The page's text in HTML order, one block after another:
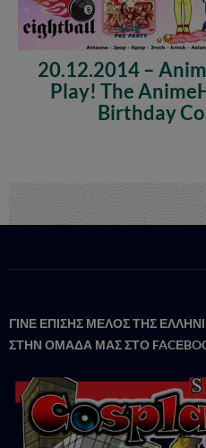
20.12.2014 –
Play! The
Birthday
ΓΙΝΕ ΕΠΙΣΗΣ ΜΕΛΟΣ ΤΗΣ
ΣΤΗΝ ΟΜΑΔΑ ΜΑΣ ΣΤΟ